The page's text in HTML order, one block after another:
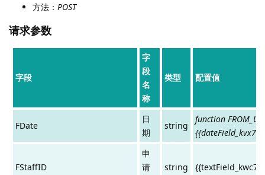
方法： POST
请求参数
字段
字
段
名
称
类型 配置值
FDate
日
期
string
function
FStaffID
申
请
string